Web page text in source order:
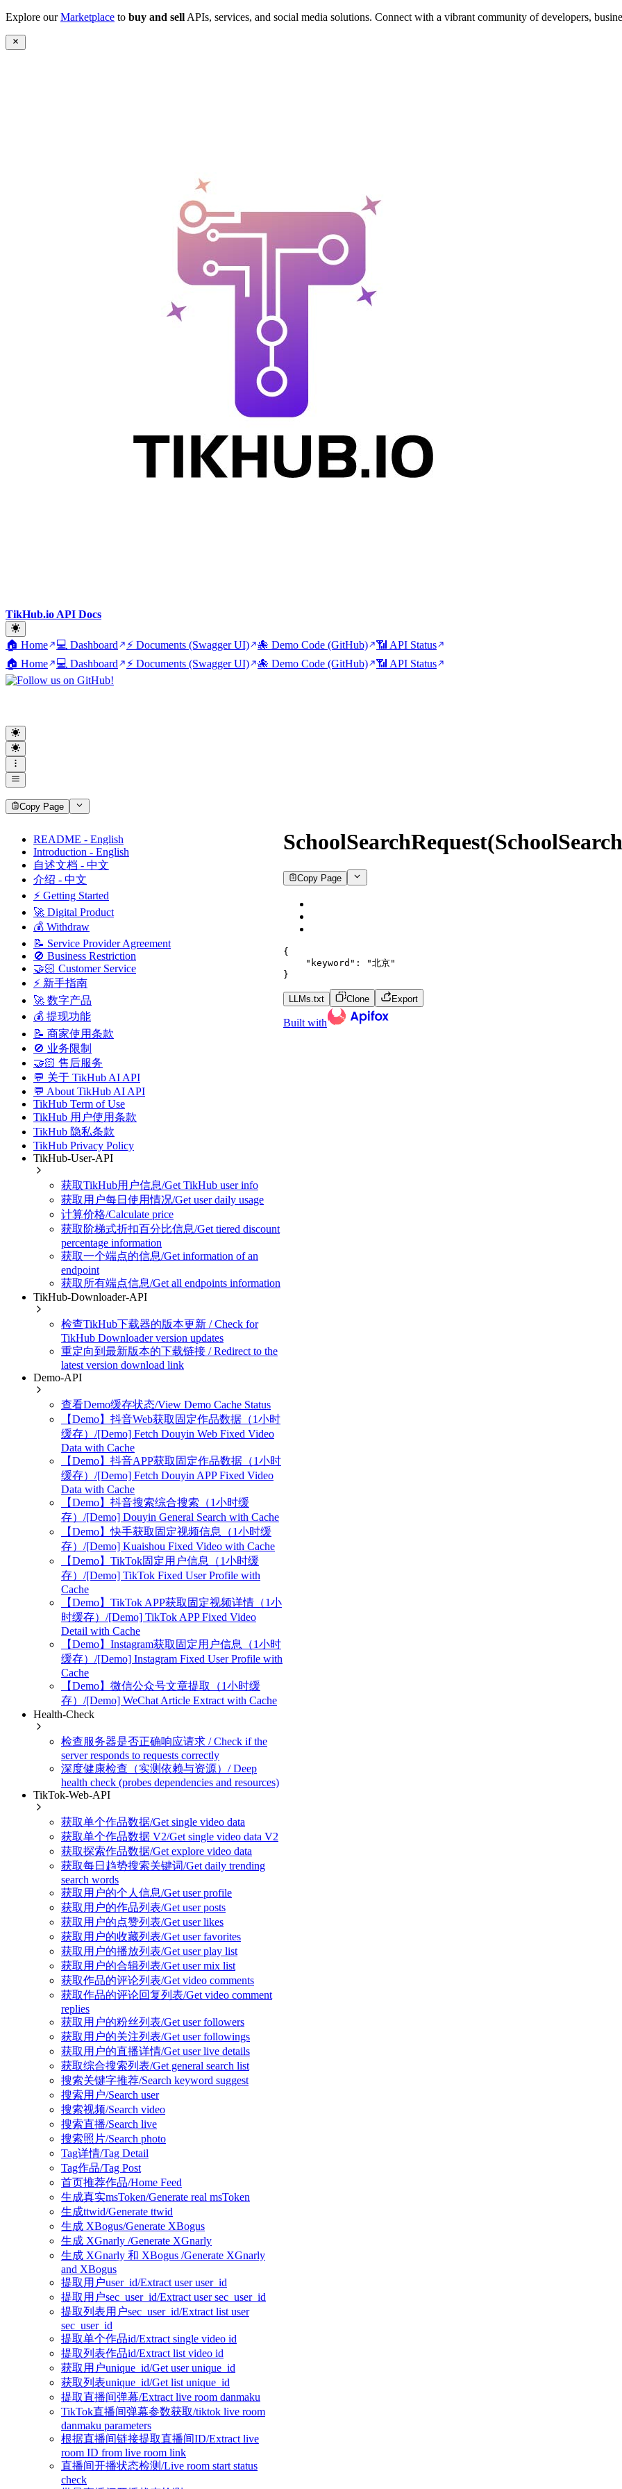
Explore ourMarketplace to buy and sell APIs, services, and social media solutions. Connect with a vibrant community of developers,
TikHub.io API Docs
🏠 Home 💻 Dashboard ⚡ Documents (Swagger UI) 🐙 Demo Code (GitHub)
📶 API Status
🏠 Home
💻 Dashboard ⚡ Documents (Swagger UI) 🐙 Demo Code (GitHub) 📶 API Status
Copy Page
README - English
Introduction - English
自述文档 - 中文
介绍 - 中文
⚡ Getting Started
🚀 Digital Product
💰 Withdraw
📝 Service Provider Agreement
🚫 Business Restriction
🤝🏻 Customer Service
⚡ 新手指南
🚀 数字产品
💰 提现功能
📝 商家使用条款
🚫 业务限制
🤝🏻 售后服务
💬 关于 TikHub AI API
💬 About TikHub AI API
TikHub Term of Use
TikHub 用户使用条款
TikHub 隐私条款
TikHub Privacy Policy
TikHub-User-API
获取TikHub用户信息/Get TikHub user info
获取用户每日使用情况/Get user daily usage
计算价格/Calculate price
获取阶梯式折扣百分比信息/Get tiered discount
percentage information
获取一个端点的信息/Get information of an
endpoint
获取所有端点信息/Get all endpoints information
TikHub-Downloader-API
检查TikHub下载器的版本更新 / Check for
TikHub Downloader version updates
重定向到最新版本的下载链接 / Redirect to the
latest version download link
Demo-API
查看Demo缓存状态/View Demo Cache Status
【Demo】抖音Web获取固定作品数据（1小时
缓存）/[Demo] Fetch Douyin Web Fixed Video
Data with Cache
【Demo】抖音APP获取固定作品数据（1小时
缓存）/[Demo] Fetch Douyin APP Fixed Video
Data with Cache
【Demo】抖音搜索综合搜索（1小时缓
存）/[Demo] Douyin General Search with Cache
【Demo】快手获取固定视频信息（1小时缓
存）/[Demo] Kuaishou Fixed Video with Cache
【Demo】TikTok固定用户信息（1小时缓
存）/[Demo] TikTok Fixed User Profile with
Cache
【Demo】TikTok APP获取固定视频详情（1小
时缓存）/[Demo] TikTok APP Fixed Video
Detail with Cache
【Demo】Instagram获取固定用户信息（1小时
缓存）/[Demo] Instagram Fixed User Profile with
Cache
【Demo】微信公众号文章提取（1小时缓
存）/[Demo] WeChat Article Extract with Cache
Health-Check
检查服务器是否正确响应请求 / Check if the
server responds to requests correctly
深度健康检查（实测依赖与资源）/ Deep
health check (probes dependencies and resources)
TikTok-Web-API
获取单个作品数据/Get single video data
获取单个作品数据 V2/Get single video data V2
获取探索作品数据/Get explore video data
获取每日趋势搜索关键词/Get daily trending
search words
获取用户的个人信息/Get user profile
获取用户的作品列表/Get user posts
获取用户的点赞列表/Get user likes
获取用户的收藏列表/Get user favorites
获取用户的播放列表/Get user play list
获取用户的合辑列表/Get user mix list
获取作品的评论列表/Get video comments
获取作品的评论回复列表/Get video comment
replies
获取用户的粉丝列表/Get user followers
获取用户的关注列表/Get user followings
获取用户的直播详情/Get user live details
获取综合搜索列表/Get general search list
搜索关键字推荐/Search keyword suggest
搜索用户/Search user
搜索视频/Search video
搜索直播/Search live
搜索照片/Search photo
Tag详情/Tag Detail
Tag作品/Tag Post
首页推荐作品/Home Feed
生成真实msToken/Generate real msToken
生成ttwid/Generate ttwid
生成 XBogus/Generate XBogus
生成 XGnarly /Generate XGnarly
生成 XGnarly 和 XBogus /Generate XGnarly
and XBogus
提取用户user_id/Extract user user_id
提取用户sec_user_id/Extract user sec_user_id
提取列表用户sec_user_id/Extract list user
sec_user_id
提取单个作品id/Extract single video id
提取列表作品id/Extract list video id
获取用户unique_id/Get user unique_id
获取列表unique_id/Get list unique_id
提取直播间弹幕/Extract live room danmaku
TikTok直播间弹幕参数获取/tiktok live room
danmaku parameters
根据直播间链接提取直播间ID/Extract live
room ID from live room link
直播间开播状态检测/Live room start status
check
Copy Page
{
"keyword" :
"北京"
}
LLMs.txt Clone Export
Built with